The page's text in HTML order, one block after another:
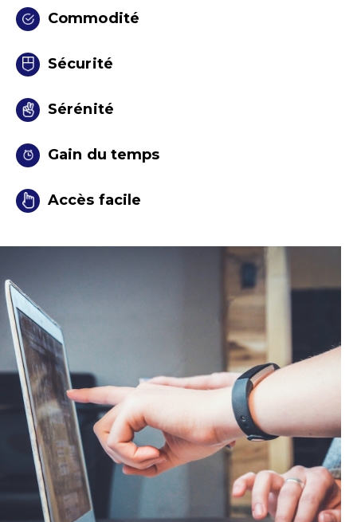
Commodité
Sécurité
Sérénité
Gain du temps
Accès facile